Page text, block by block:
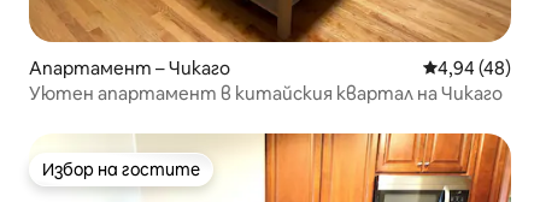
Апартамент – Чикаго Средна
4,94 (48)
Уютен апартамент в китайския квартал на Чикаго
Избор на гостите
Избор на гостите